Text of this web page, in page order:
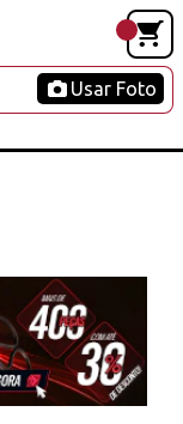
Usar Foto